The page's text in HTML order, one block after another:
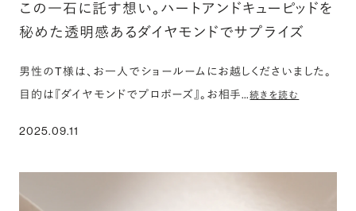
この一石に託す想い。ハートアンドキューピッドを
秘めた透明感あるダイヤモンドでサプライズ
男性のT様は、お一人でショールームにお越しくださいました。
目的は『ダイヤモンドでプロポーズ』。お相手…続きを読む
2025.09.11